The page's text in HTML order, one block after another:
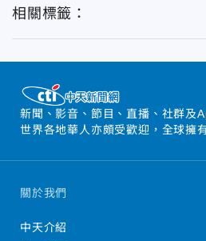
相關標籤：
新聞、影音、節目、直播、社群及
世界各地華人亦頗受歡迎，全球擁
關於我們
中天介紹